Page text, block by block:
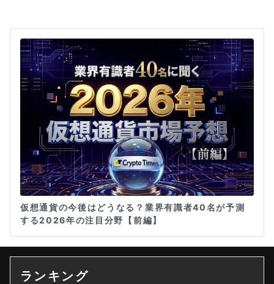
仮想通貨の今後はどうなる？業界有識者40名が予測
する2026年の注目分野【前編】
ランキング